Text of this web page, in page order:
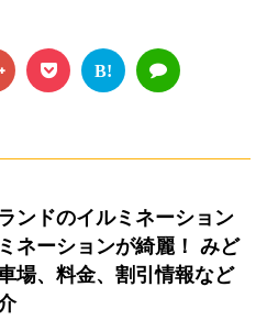
B!
ンドのイルミネーション
ネーションが綺麗！ みど
場、料金、割引情報など